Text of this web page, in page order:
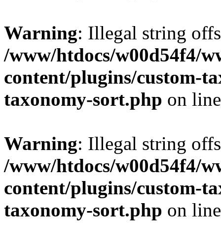
Warning: Illegal string
/www/htdocs/w00d54f4/
content/plugins/custom-
taxonomy-sort.php on
Warning: Illegal string
/www/htdocs/w00d54f4/
content/plugins/custom-
taxonomy-sort.php on